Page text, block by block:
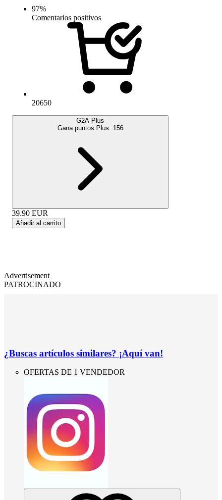
97%
Comentarios positivos
20650
G2A Plus
Gana puntos Plus: 156
39.90 EUR
Añadir al carrito
Advertisement
PATROCINADO
¿Buscas artículos similares? ¡Aquí van!
OFERTAS DE 1 VENDEDOR